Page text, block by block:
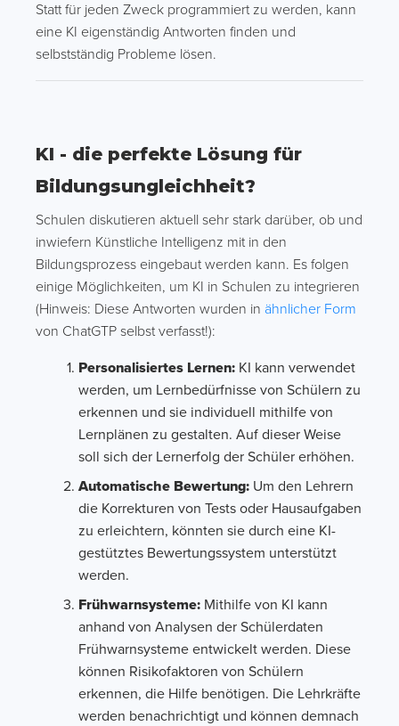
Statt für jeden Zweck programmiert zu werden, kann
eine KI eigenständig Antworten finden und
selbstständig Probleme lösen.
KI - die perfekte Lösung für
Bildungsungleichheit?
Schulen diskutieren aktuell sehr stark darüber, ob und
inwiefern Künstliche Intelligenz mit in den
Bildungsprozess eingebaut werden kann. Es folgen
einige Möglichkeiten, um KI in Schulen zu integrieren
(Hinweis: Diese Antworten wurden in ähnlicher Form
von ChatGTP selbst verfasst!):
Personalisiertes Lernen: KI kann verwendet
werden, um Lernbedürfnisse von Schülern zu
erkennen und sie individuell mithilfe von
Lernplänen zu gestalten. Auf dieser Weise
soll sich der Lernerfolg der Schüler erhöhen.
Automatische Bewertung: Um den Lehrern
die Korrekturen von Tests oder Hausaufgaben
zu erleichtern, könnten sie durch eine KI-
gestütztes Bewertungssystem unterstützt
werden.
Frühwarnsysteme: Mithilfe von KI kann
anhand von Analysen der Schülerdaten
Frühwarnsysteme entwickelt werden. Diese
können Risikofaktoren von Schülern
erkennen, die Hilfe benötigen. Die Lehrkräfte
werden benachrichtigt und können demnach